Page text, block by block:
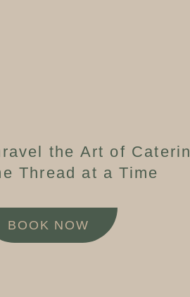
the Art of
Thread at a Time
BOOK NOW